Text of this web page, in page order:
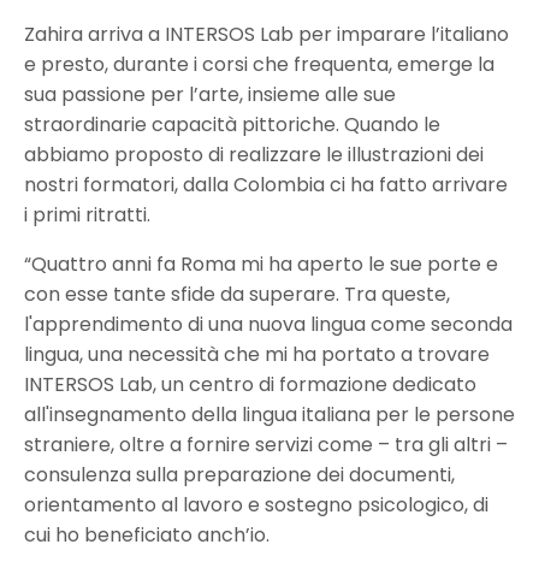
Zahira arriva a INTERSOS Lab per imparare l’italiano
e presto, durante i corsi che frequenta, emerge la
sua passione per l’arte, insieme alle sue
straordinarie capacità pittoriche. Quando le
abbiamo proposto di realizzare le illustrazioni dei
nostri formatori, dalla Colombia ci ha fatto arrivare
i primi ritratti.
“Quattro anni fa Roma mi ha aperto le sue porte e
con esse tante sfide da superare. Tra queste,
l'apprendimento di una nuova lingua come seconda
lingua, una necessità che mi ha portato a trovare
INTERSOS Lab, un centro di formazione dedicato
all'insegnamento della lingua italiana per le persone
straniere, oltre a fornire servizi come – tra gli altri –
consulenza sulla preparazione dei documenti,
orientamento al lavoro e sostegno psicologico, di
cui ho beneficiato anch’io.